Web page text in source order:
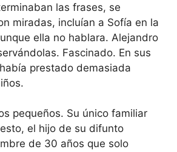
las frases, se
miradas, incluían a Sofía en la
ella no hablara. Alejandro
Fascinado. En sus
prestado demasiada
pequeños. Su único familiar
el hijo de su difunto
de 30 años que solo